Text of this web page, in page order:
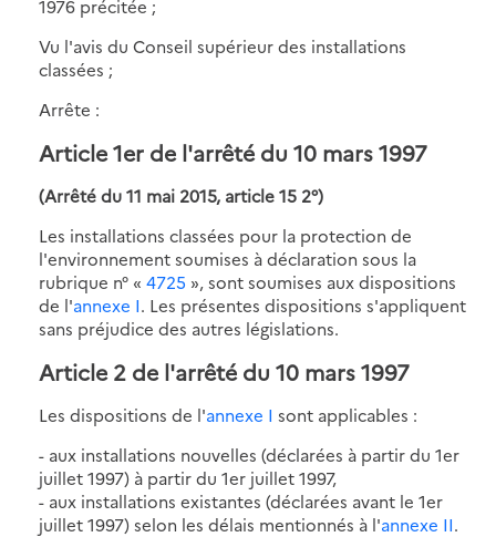
1976 précitée ;
Vu l'avis du Conseil supérieur des installations
classées ;
Arrête :
Article 1er de l'arrêté du 10 mars 1997
(Arrêté du 11 mai 2015, article 15 2°)
Les installations classées pour la protection de
l'environnement soumises à déclaration sous la
rubrique n° « 4725 », sont soumises aux dispositions
de l'annexe I. Les présentes dispositions s'appliquent
sans préjudice des autres législations.
Article 2 de l'arrêté du 10 mars 1997
Les dispositions de l'annexe I sont applicables :
- aux installations nouvelles (déclarées à partir du 1er
juillet 1997) à partir du 1er juillet 1997,
- aux installations existantes (déclarées avant le 1er
juillet 1997) selon les délais mentionnés à l'annexe II.